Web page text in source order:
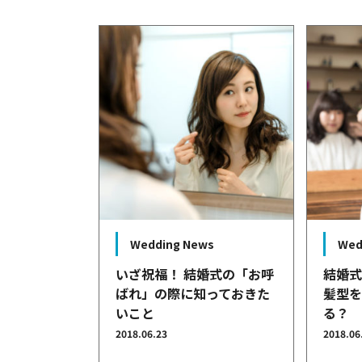
Wedding News
いざ祝福！ 結婚式の「お呼
ばれ」の際に知っておきた
いこと
2018.06.23
結婚
髪型
る？